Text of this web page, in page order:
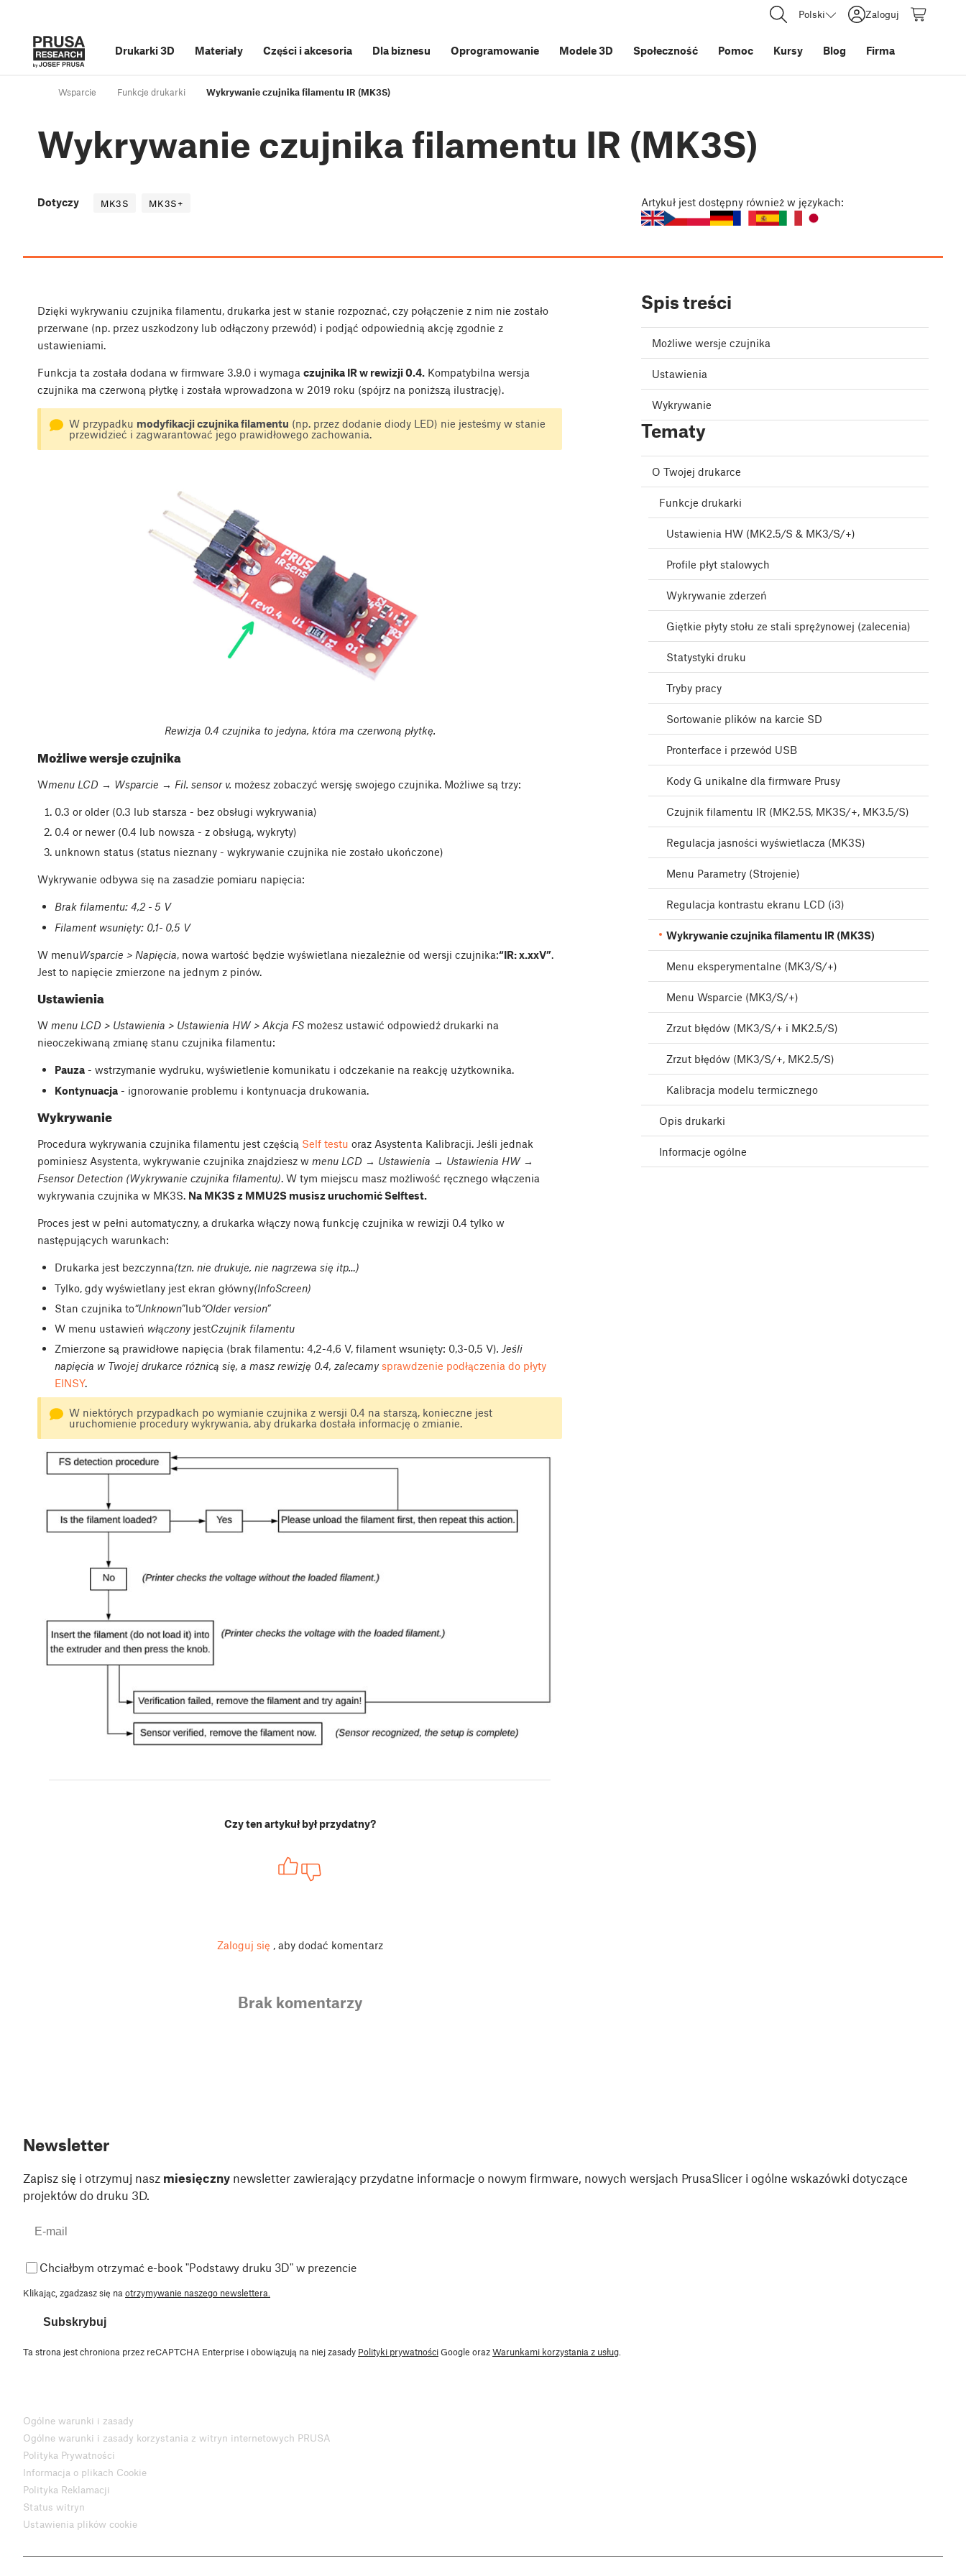
Polski Zaloguj
Drukarki 3D Materiały Części i akcesoria Dla biznesu Oprogramowanie Modele 3D Społeczność Pomoc Kursy Blog Firma
Wsparcie Funkcje drukarki Wykrywanie czujnika filamentu IR (MK3S)
Wykrywanie czujnika filamentu IR (MK3S)
Dotyczy MK3S MK3S+ Artykuł jest dostępny również w językach:
Dzięki wykrywaniu czujnika filamentu, drukarka jest w stanie rozpoznać, czy połączenie z nim nie zostało
przerwane (np. przez uszkodzony lub odłączony przewód) i podjąć odpowiednią akcję zgodnie z
ustawieniami.
Funkcja ta została dodana w firmware 3.9.0 i wymaga czujnika IR w rewizji 0.4. Kompatybilna wersja
czujnika ma czerwoną płytkę i została wprowadzona w 2019 roku (spójrz na poniższą ilustrację).
W przypadku modyfikacji czujnika filamentu (np. przez dodanie diody LED) nie jesteśmy w stanie
przewidzieć i zagwarantować jego prawidłowego zachowania.
Rewizja 0.4 czujnika to jedyna, która ma czerwoną płytkę.
Możliwe wersje czujnika
Wmenu LCD → Wsparcie → Fil. sensor v. możesz zobaczyć wersję swojego czujnika. Możliwe są trzy:
0.3 or older (0.3 lub starsza - bez obsługi wykrywania)
0.4 or newer (0.4 lub nowsza - z obsługą, wykryty)
unknown status (status nieznany - wykrywanie czujnika nie zostało ukończone)
Wykrywanie odbywa się na zasadzie pomiaru napięcia:
Brak filamentu: 4,2 - 5 V
Filament wsunięty: 0,1- 0,5 V
W menuWsparcie > Napięcia, nowa wartość będzie wyświetlana niezależnie od wersji czujnika:“IR: x.xxV”.
Jest to napięcie zmierzone na jednym z pinów.
Ustawienia
W menu LCD > Ustawienia > Ustawienia HW > Akcja FS możesz ustawić odpowiedź drukarki na
nieoczekiwaną zmianę stanu czujnika filamentu:
Pauza- wstrzymanie wydruku, wyświetlenie komunikatu i odczekanie na reakcję użytkownika.
Kontynuacja- ignorowanie problemu i kontynuacja drukowania.
Wykrywanie
Procedura wykrywania czujnika filamentu jest częścią Self testu oraz Asystenta Kalibracji. Jeśli jednak
pominiesz Asystenta, wykrywanie czujnika znajdziesz w menu LCD → Ustawienia → Ustawienia HW →
Fsensor Detection (Wykrywanie czujnika filamentu). W tym miejscu masz możliwość ręcznego włączenia
wykrywania czujnika w MK3S. Na MK3S z MMU2S musisz uruchomić Selftest.
Proces jest w pełni automatyczny, a drukarka włączy nową funkcję czujnika w rewizji 0.4 tylko w
następujących warunkach:
Drukarka jest bezczynna(tzn. nie drukuje, nie nagrzewa się itp…)
Tylko, gdy wyświetlany jest ekran główny(InfoScreen)
Stan czujnika to“Unknown”lub“Older version”
W menu ustawień włączonyjestCzujnik filamentu
Zmierzone są prawidłowe napięcia (brak filamentu: 4,2-4,6 V, filament wsunięty: 0,3-0,5 V). Jeśli
napięcia w Twojej drukarce różnicą się, a masz rewizję 0.4, zalecamysprawdzenie podłączenia do płyty
EINSY.
W niektórych przypadkach po wymianie czujnika z wersji 0.4 na starszą, konieczne jest
uruchomienie procedury wykrywania, aby drukarka dostała informację o zmianie.
Czy ten artykuł był przydatny?
Zaloguj się , aby dodać komentarz
Brak komentarzy
Spis treści
Możliwe wersje czujnika
Ustawienia
Wykrywanie
Tematy
O Twojej drukarce
Funkcje drukarki
Ustawienia HW (MK2.5/S & MK3/S/+)
Profile płyt stalowych
Wykrywanie zderzeń
Giętkie płyty stołu ze stali sprężynowej (zalecenia)
Statystyki druku
Tryby pracy
Sortowanie plików na karcie SD
Pronterface i przewód USB
Kody G unikalne dla firmware Prusy
Czujnik filamentu IR (MK2.5S, MK3S/+, MK3.5/S)
Regulacja jasności wyświetlacza (MK3S)
Menu Parametry (Strojenie)
Regulacja kontrastu ekranu LCD (i3)
Wykrywanie czujnika filamentu IR (MK3S)
Menu eksperymentalne (MK3/S/+)
Menu Wsparcie (MK3/S/+)
Zrzut błędów (MK3/S/+ i MK2.5/S)
Zrzut błędów (MK3/S/+, MK2.5/S)
Kalibracja modelu termicznego
Opis drukarki
Informacje ogólne
Newsletter
Zapisz się i otrzymuj nasz miesięczny newsletter zawierający przydatne informacje o nowym firmware, nowych wersjach PrusaSlicer i ogólne wskazówki dotyczące
projektów do druku 3D.
Chciałbym otrzymać e-book "Podstawy druku 3D" w prezencie
Klikając, zgadzasz się na otrzymywanie naszego newslettera.
Subskrybuj
Ta strona jest chroniona przez reCAPTCHA Enterprise i obowiązują na niej zasady Polityki prywatnościGoogle orazWarunkami korzystania z usług
Ogólne warunki i zasady
Ogólne warunki i zasady korzystania z witryn internetowych PRUSA
Polityka Prywatności
Informacja o plikach Cookie
Polityka Reklamacji
Status witryn
Ustawienia plików cookie